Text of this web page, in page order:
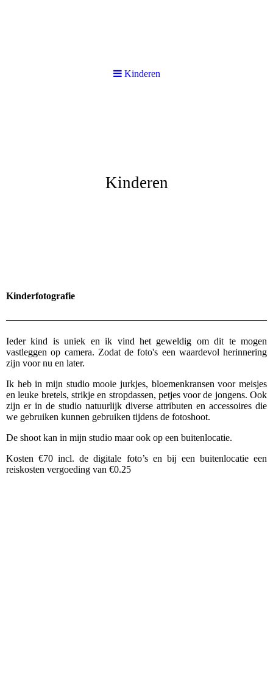
Kinderen
Kinderfotografie
Ieder kind is uniek en ik vind het geweldig om dit te mogen
vastleggen op camera. Zodat de foto's een waardevol herinnering
zijn voor nu en later.
Ik heb in mijn studio mooie jurkjes, bloemenkransen voor meisjes
en leuke bretels, strikje en stropdassen, petjes voor de jongens. Ook
zijn er in de studio natuurlijk diverse attributen en accessoires die
we gebruiken kunnen gebruiken tijdens de fotoshoot.
De shoot kan in mijn studio maar ook op een buitenlocatie.
Kosten €70 incl. de digitale foto’s en bij een buitenlocatie een
reiskosten vergoeding van €0.25
Kinderen